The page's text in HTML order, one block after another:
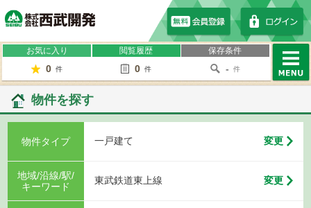
お気に入り
0 件
閲覧履歴
0 件
保存条件
- 件
物件を探す
物件タイプ 一戸建て 変更
地域/沿線/駅/
キーワード
東武鉄道東上線 変更